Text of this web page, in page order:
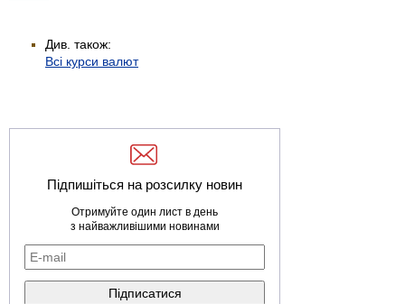
Див. також:
Всі курси валют
Підпишіться на розсилку новин
Отримуйте один лист в день
з найважливішими новинами